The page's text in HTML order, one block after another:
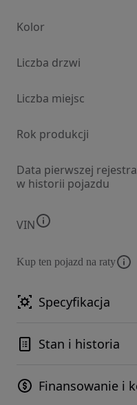
Kolor
Liczba drzwi
Liczba miejsc
Rok produkcji
Data pierwszej
w historii pojazdu
VIN
Kup ten pojazd na raty
Specyfikacja
Stan i historia
Finansowanie i